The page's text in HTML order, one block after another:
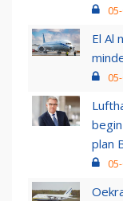
El Al
plan